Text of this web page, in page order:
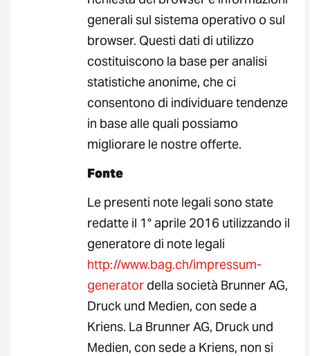
generali sul sistema operativo o sul
browser. Questi dati di utilizzo
costituiscono la base per analisi
statistiche anonime, che ci
consentono di individuare tendenze
in base alle quali possiamo
migliorare le nostre offerte.
Fonte
Le presenti note legali sono state
redatte il 1° aprile 2016 utilizzando il
generatore di note legali
http://www.bag.ch/impressum-
generator della società Brunner AG,
Druck und Medien, con sede a
Kriens. La Brunner AG, Druck und
Medien, con sede a Kriens, non si